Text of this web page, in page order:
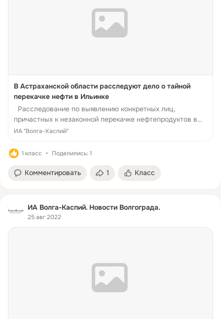
В Астраханской области расследуют дело о тайной
перекачке нефти в Ильинке
Расследование по выявлению конкретных лиц,
причастных к незаконной перекачке нефтепродуктов в
районе Ильинских нефтеям, начато Росприроднадзором
ИА "Волга-Каспий"
1 класс Поделились: 1
Комментировать 1 Класс
ИА Волга-Каспий. Новости Волгограда.
25 авг 2022